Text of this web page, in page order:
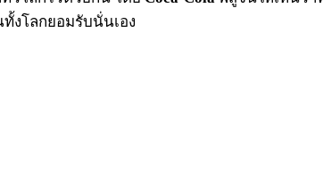
งโลกยอมรับนั่นเอง